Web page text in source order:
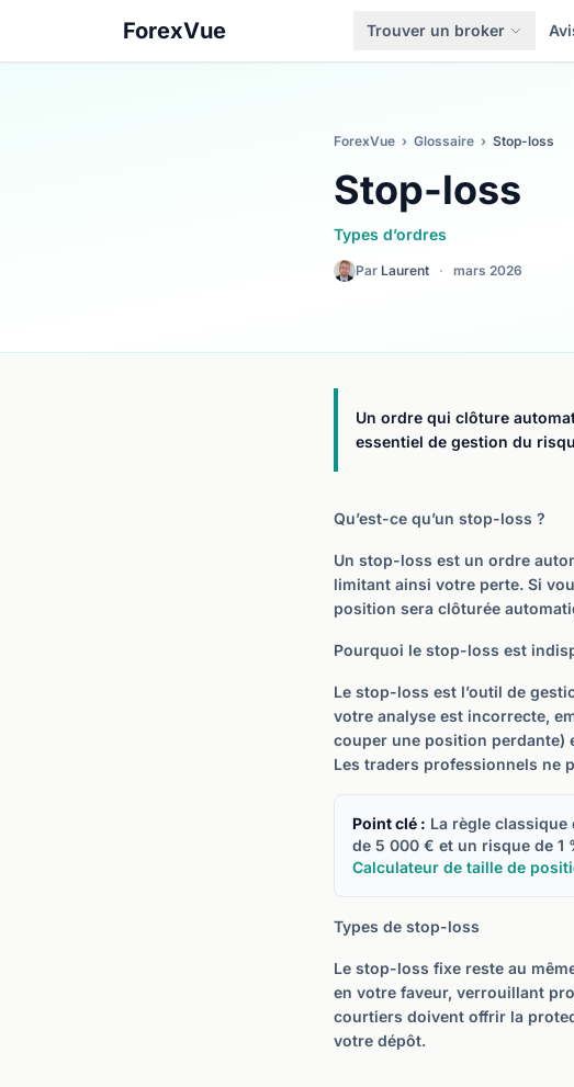
ForexVue Trouver un broker
ForexVue › Glossaire › Stop-loss
Stop-loss
Types d’ordres
Par Laurent · mars 2026
Un ordre qui clôture
essentiel de gestion du
Qu’est-ce qu’un stop-loss ?
Un stop-loss est un ordre
limitant ainsi votre perte. Si
position sera clôturée
Pourquoi le stop-loss est
Le stop-loss est l’outil de
votre analyse est incorrecte,
couper une position perdante)
Les traders professionnels ne
Point clé : La règle classique
de 5 000 € et un risque de
Calculateur de taille de
Types de stop-loss
Le stop-loss fixe reste au
en votre faveur, verrouillant
courtiers doivent offrir la
votre dépôt.